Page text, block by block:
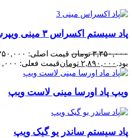
پاد سیستم اکسراس ۳ مینی ویپرسو
۳,۳۵۰,۰۰۰ تومان
بود. ۲,۸۹۰,۰۰۰ تومانقیمت فعلی: ۲,۸۹۰,۰۰۰ تومان.
ویپ پاد اورسا مینی لاست ویپ
پاد سیستم ساندر یو گیک ویپ